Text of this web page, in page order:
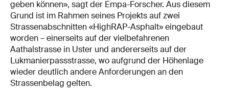
geben können», sagt der Empa-Forscher. Aus diesem
Grund ist im Rahmen seines Projekts auf zwei
Strassenabschnitten «HighRAP-Asphalt» eingebaut
worden – einerseits auf der vielbefahrenen
Aathalstrasse in Uster und andererseits auf der
Lukmanierpassstrasse, wo aufgrund der Höhenlage
wieder deutlich andere Anforderungen an den
Strassenbelag gelten.